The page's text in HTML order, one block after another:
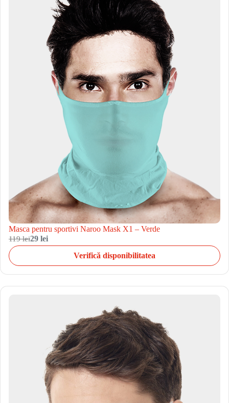
Masca pentru sportivi Naroo Mask X1 – Verde
119 lei29 lei
Verifică disponibilitatea